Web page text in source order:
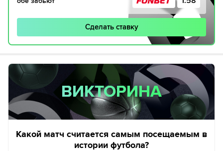
Сделать ставку
ВИКТОРИНА
ВИКТОРИНА
Какой матч считается самым посещаемым в
истории футбола?